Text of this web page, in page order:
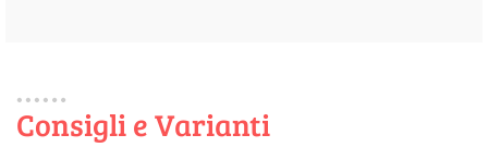
Consigli e Varianti